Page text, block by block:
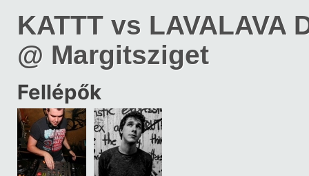
KATTT vs LAVALAVA
@ Margitsziget
Fellépők